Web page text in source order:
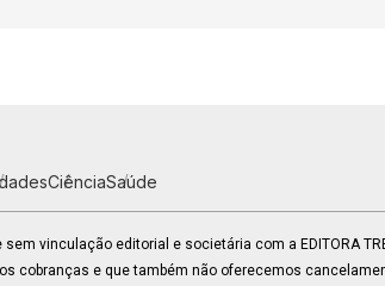
CiênciaSaúde
vinculação editorial e societária com a EDITORA
cobranças e que também não oferecemos